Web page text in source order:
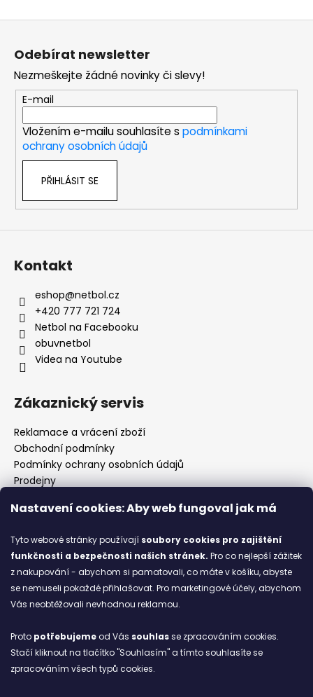
Nastavení cookies: Aby web fungoval jak má
Tyto webové stránky používají soubory cookies pro zajištění
funkčnosti a bezpečnosti našich stránek. Pro co nejlepší zážitek
z nakupování - abychom si pamatovali, co máte v košíku, abyste
se nemuseli pokaždé přihlašovat. Pro marketingové účely, abychom
Vás neobtěžovali nevhodnou reklamou.
Proto potřebujemeod Vás souhlasse zpracováním cookies.
Stačí kliknout na tlačítko "Souhlasím" a tímto souhlasíte se
zpracováním všech typů cookies.
Z
Odebírat newsletter
Nezmeškejte žádné novinky či slevy!
E-mail
Vložením e-mailu souhlasíte s podmínkami
ochrany osobních údajů
PŘIHLÁSIT SE
Kontakt
eshop@netbol.cz
+420 777 721 724
Netbol na Facebooku
obuvnetbol
Videa na Youtube
Zákaznický servis
Reklamace a vrácení zboží
Obchodní podmínky
Podmínky ochrany osobních údajů
Prodejny
Značky
Blog
Ze starých bot staronové
ARCHIV